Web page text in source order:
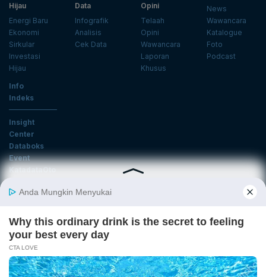
Hijau
Energi Baru
Ekonomi
Sirkular
Investasi
Hijau
Data
Infografik
Analisis
Cek Data
Opini
Telaah
Opini
Wawancara
Laporan
Khusus
News
Wawancara
Katalogue
Foto
Podcast
Info
Indeks
Insight
Center
Databoks
Event
KatadataOto
Email
Daftar